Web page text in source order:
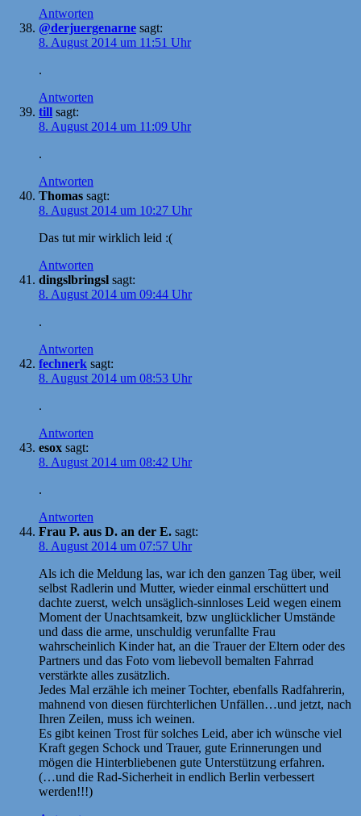
Antworten
@derjuergenarne sagt:
8. August 2014 um 11:51 Uhr
.
Antworten
till sagt:
8. August 2014 um 11:09 Uhr
.
Antworten
Thomas sagt:
8. August 2014 um 10:27 Uhr
Das tut mir wirklich leid :(
Antworten
dingslbringsl sagt:
8. August 2014 um 09:44 Uhr
.
Antworten
fechnerk sagt:
8. August 2014 um 08:53 Uhr
.
Antworten
esox sagt:
8. August 2014 um 08:42 Uhr
.
Antworten
Frau P. aus D. an der E. sagt:
8. August 2014 um 07:57 Uhr
Als ich die Meldung las, war ich den ganzen Tag über, weil
selbst Radlerin und Mutter, wieder einmal erschüttert und
dachte zuerst, welch unsäglich-sinnloses Leid wegen einem
Moment der Unachtsamkeit, bzw unglücklicher Umstände
und dass die arme, unschuldig verunfallte Frau
wahrscheinlich Kinder hat, an die Trauer der Eltern oder des
Partners und das Foto vom liebevoll bemalten Fahrrad
verstärkte alles zusätzlich.
Jedes Mal erzähle ich meiner Tochter, ebenfalls Radfahrerin,
mahnend von diesen fürchterlichen Unfällen…und jetzt, nach
Ihren Zeilen, muss ich weinen.
Es gibt keinen Trost für solches Leid, aber ich wünsche viel
Kraft gegen Schock und Trauer, gute Erinnerungen und
mögen die Hinterbliebenen gute Unterstützung erfahren.
(…und die Rad-Sicherheit in endlich Berlin verbessert
werden!!!)